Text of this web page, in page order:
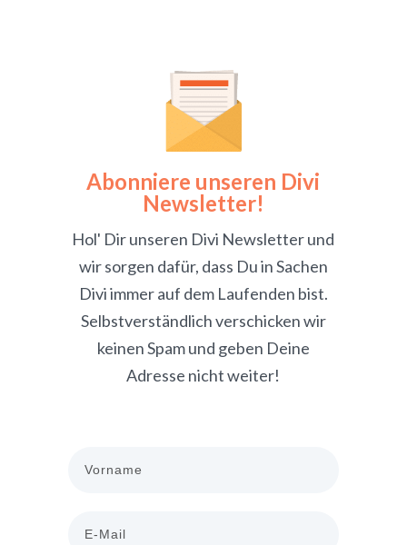
Abonniere unseren Divi
Newsletter!
Hol' Dir unseren Divi Newsletter und
wir sorgen dafür, dass Du in Sachen
Divi immer auf dem Laufenden bist.
Selbstverständlich verschicken wir
keinen Spam und geben Deine
Adresse nicht weiter!